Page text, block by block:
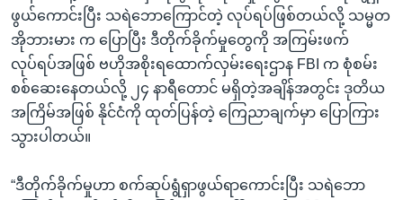
ဖွယ်ကောင်းပြီး သရဲဘောကြောင်တဲ့ လုပ်ရပ်ဖြစ်တယ်လို့ သမ္မတ
အိုဘားမား က ပြောပြီး ဒီတိုက်ခိုက်မှုတွေကို အကြမ်းဖက်
လုပ်ရပ်အဖြစ် ဗဟိုအစိုးရထောက်လှမ်းရေးဌာန FBI က စုံစမ်း
စစ်ဆေးနေတယ်လို့ ၂၄ နာရီတောင် မရှိတဲ့အချိန်အတွင်း ဒုတိယ
အကြိမ်အဖြစ် နိုင်ငံကို ထုတ်ပြန်တဲ့ ကြေညာချက်မှာ ပြောကြား
သွားပါတယ်။
“ဒီတိုက်ခိုက်မှုဟာ စက်ဆုပ်ရွံရှာဖွယ်ရာကောင်းပြီး သရဲဘော